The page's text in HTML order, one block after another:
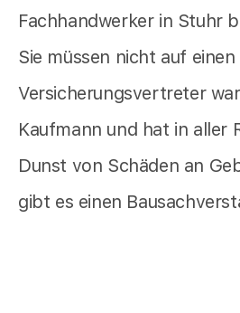
Fachhandwerker in Stuhr
Sie müssen nicht auf einen
Versicherungsvertreter
Kaufmann und hat in aller
Dunst von Schäden an
gibt es einen